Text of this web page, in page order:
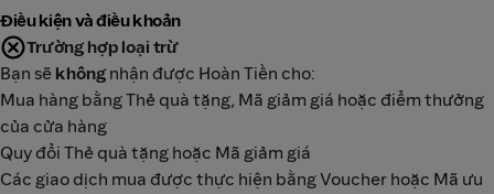
Điều kiện và điều khoản
Trường hợp loại trừ
Bạn sẽ không nhận được Hoàn Tiền cho:
Mua hàng bằng Thẻ quà tặng, Mã giảm giá hoặc điểm thưởng
của cửa hàng
Quy đổi Thẻ quà tặng hoặc Mã giảm giá
Các giao dịch mua được thực hiện bằng Voucher hoặc Mã ưu